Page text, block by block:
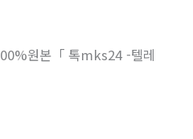
원본「 톡mks24 -텔레